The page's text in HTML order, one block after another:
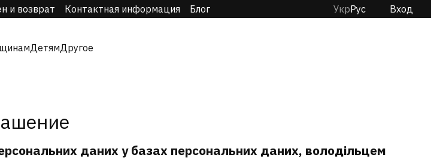
и возврат Контактная информация Блог УкрРус Вход
ДетямДругое
даних у базах персональних даних, володільцем